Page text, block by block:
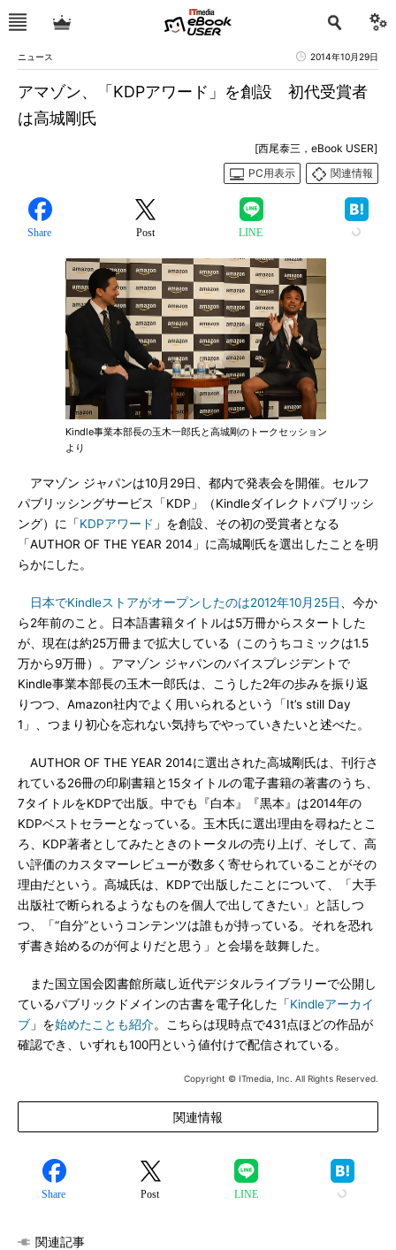
ニュース 2014年10月29日
アマゾン、「KDPアワード」を創設 初代受賞者
は高城剛氏
[西尾泰三，eBook USER]
PC用表示
関連情報
Share Post LINE
Kindle事業本部長の玉木一郎氏と高城剛のトークセッション
より
アマゾン ジャパンは10月29日、都内で発表会を開催。セルフ
パブリッシングサービス「KDP」（Kindleダイレクトパブリッシ
ング）に「KDPアワード 」を創設、その初の受賞者となる
「AUTHOR OF THE YEAR 2014」に高城剛氏を選出したことを明
らかにした。
日本でKindleストアがオープンしたのは2012年10月25日
、今か
ら2年前のこと。日本語書籍タイトルは5万冊からスタートした
が、現在は約25万冊まで拡大している（このうちコミックは1.5
万から9万冊）。アマゾン ジャパンのバイスプレジデントで
Kindle事業本部長の玉木一郎氏は、こうした2年の歩みを振り返
りつつ、Amazon社内でよく用いられるという「It’s still Day
1」、つまり初心を忘れない気持ちでやっていきたいと述べた。
AUTHOR OF THE YEAR 2014に選出された高城剛氏は、刊行さ
れている26冊の印刷書籍と15タイトルの電子書籍の著書のうち、
7タイトルをKDPで出版。中でも『白本』『黒本』は2014年の
KDPベストセラーとなっている。玉木氏に選出理由を尋ねたとこ
ろ、KDP著者としてみたときのトータルの売り上げ、そして、高
い評価のカスタマーレビューが数多く寄せられていることがその
理由だという。高城氏は、KDPで出版したことについて、「大手
出版社で断られるようなものを個人で出してきたい」と話しつ
つ、「“自分”というコンテンツは誰もが持っている。それを恐れ
ず書き始めるのが何よりだと思う」と会場を鼓舞した。
また国立国会図書館所蔵し近代デジタルライブラリーで公開し
ているパブリックドメインの古書を電子化した「Kindleアーカイ
ブ 」を始めたことも紹介。こちらは現時点で431点ほどの作品が
確認でき、いずれも100円という値付けで配信されている。
Copyright © ITmedia, Inc. All Rights Reserved.
関連情報
Share Post LINE
関連記事